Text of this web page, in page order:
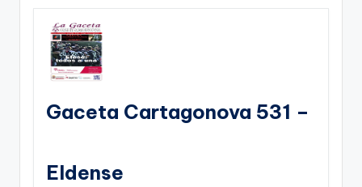
Gaceta Cartagonova 531 –
Eldense